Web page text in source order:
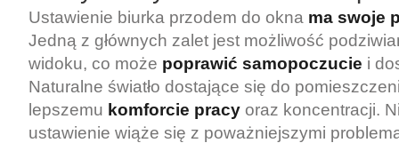
Ustawienie biurka przodem do okna ma swoje
Jedną z głównych zalet jest możliwość
widoku, co może poprawić samopoczucie i
Naturalne światło dostające się do
lepszemu komforcie pracy oraz koncentracji.
ustawienie wiąże się z poważniejszymi